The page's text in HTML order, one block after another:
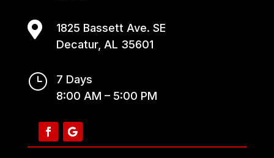

1825 Bassett Ave. SE
Decatur, AL 35601
}
7 Days
8:00 AM – 5:00 PM